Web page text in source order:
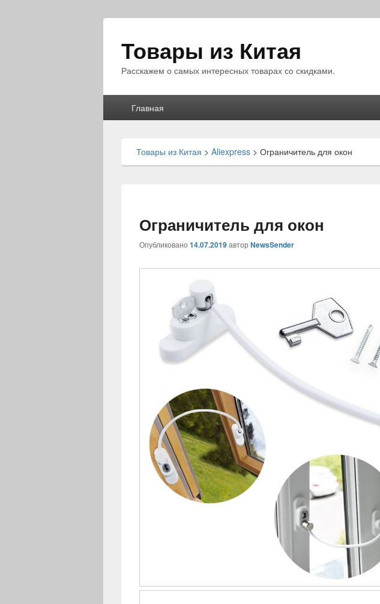
Товары из Китая
Расскажем о самых интересных товарах со скидками.
Главная
Товары из Китая > Aliexpress > Ограничитель для окон
Ограничитель для окон
Опубликовано 14.07.2019автор NewsSender